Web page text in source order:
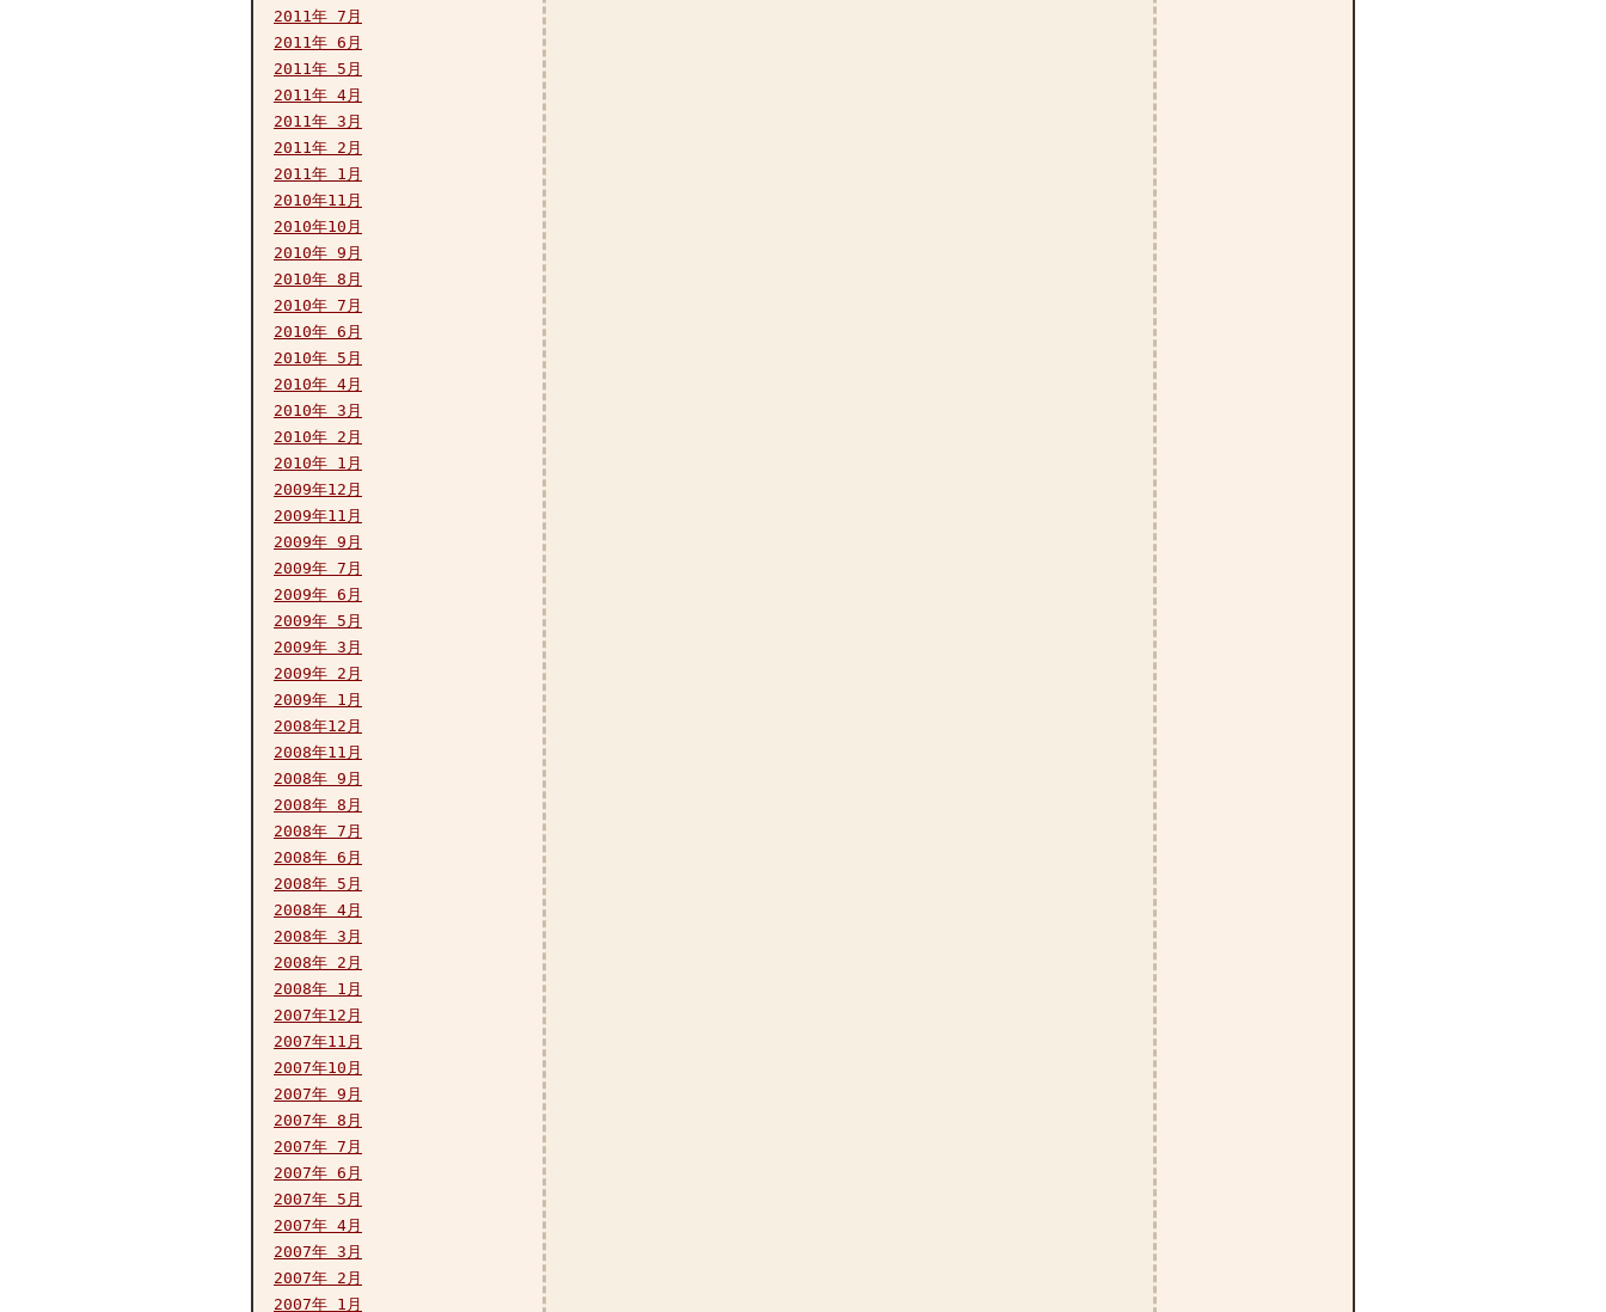
2011年 7月
2011年 6月
2011年 5月
2011年 4月
2011年 3月
2011年 2月
2011年 1月
2010年11月
2010年10月
2010年 9月
2010年 8月
2010年 7月
2010年 6月
2010年 5月
2010年 4月
2010年 3月
2010年 2月
2010年 1月
2009年12月
2009年11月
2009年 9月
2009年 7月
2009年 6月
2009年 5月
2009年 3月
2009年 2月
2009年 1月
2008年12月
2008年11月
2008年 9月
2008年 8月
2008年 7月
2008年 6月
2008年 5月
2008年 4月
2008年 3月
2008年 2月
2008年 1月
2007年12月
2007年11月
2007年10月
2007年 9月
2007年 8月
2007年 7月
2007年 6月
2007年 5月
2007年 4月
2007年 3月
2007年 2月
2007年 1月